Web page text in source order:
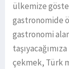
ülkemize
gastronomide
gastronomi
çekmek, Türk